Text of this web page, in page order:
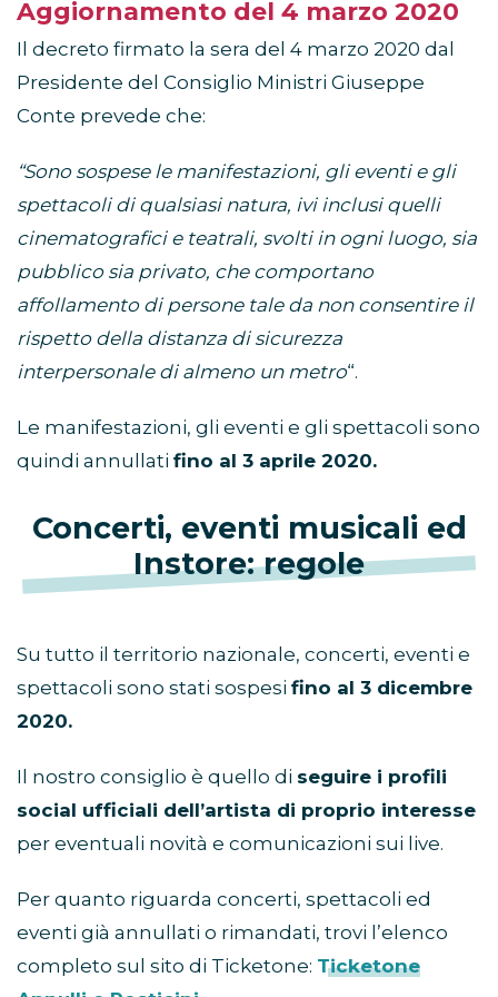
Aggiornamento del 4 marzo 2020
Il decreto firmato la sera del 4 marzo 2020 dal
Presidente del Consiglio Ministri Giuseppe
Conte prevede che:
“Sono sospese le manifestazioni, gli eventi e gli
spettacoli di qualsiasi natura, ivi inclusi quelli
cinematografici e teatrali, svolti in ogni luogo, sia
pubblico sia privato, che comportano
affollamento di persone tale da non consentire il
rispetto della distanza di sicurezza
interpersonale di almeno un metro“.
Le manifestazioni, gli eventi e gli spettacoli sono
quindi annullati fino al 3 aprile 2020.
Concerti, eventi musicali ed
Instore: regole
Su tutto il territorio nazionale, concerti, eventi e
spettacoli sono stati sospesi fino al 3 dicembre
2020.
Il nostro consiglio è quello di seguire i profili
social ufficiali dell’artista di proprio interesse
per eventuali novità e comunicazioni sui live.
Per quanto riguarda concerti, spettacoli ed
eventi già annullati o rimandati, trovi l’elenco
completo sul sito di Ticketone: Ticketone